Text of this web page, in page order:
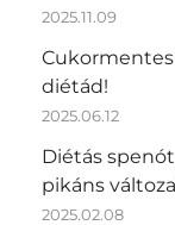
2025.11.09
diétád!
2025.06.12
Diétás
pikáns
2025.02.08